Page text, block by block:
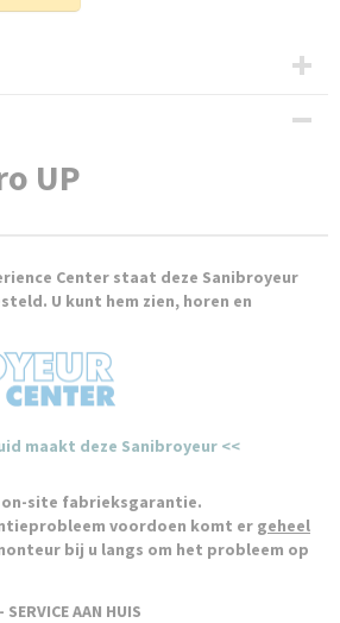
UP
Center staat deze Sanibroyeur
U kunt hem zien, horen en
maakt deze Sanibroyeur <<
site fabrieksgarantie.
voordoen komt er geheel
bij u langs om het probleem op
AAN HUIS